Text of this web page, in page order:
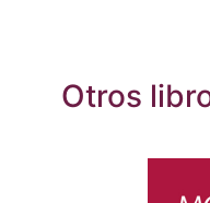
Otros